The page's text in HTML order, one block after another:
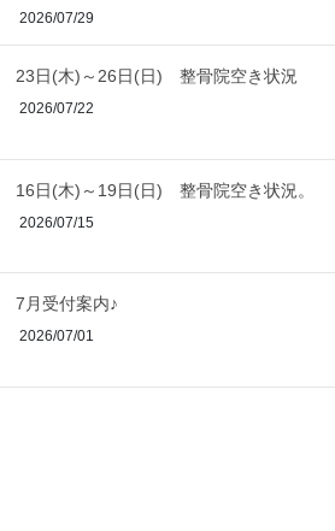
2026/07/29
23日(木)～26日(日) 整骨院空き状況
2026/07/22
16日(木)～19日(日) 整骨院空き状況。
2026/07/15
7月受付案内♪
2026/07/01